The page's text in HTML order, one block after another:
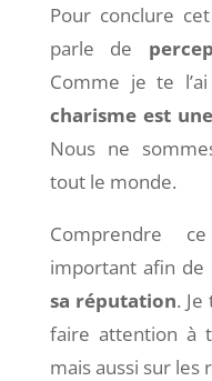
Pour conclure
parle de
Comme je te
charisme est
Nous ne
tout le monde.
Comprendre
important afin
sa réputation.
faire attention à
mais aussi sur les